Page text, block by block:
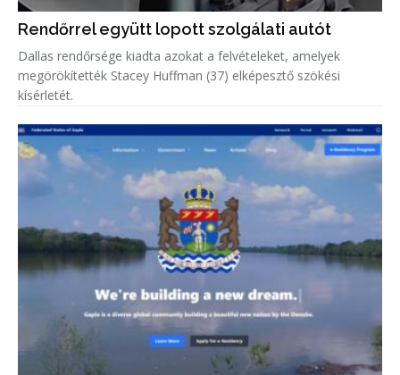
Rendőrrel együtt lopott szolgálati autót
Dallas rendőrsége kiadta azokat a felvételeket, amelyek
megörökítették Stacey Huffman (37) elképesztő szökési
kísérletét.